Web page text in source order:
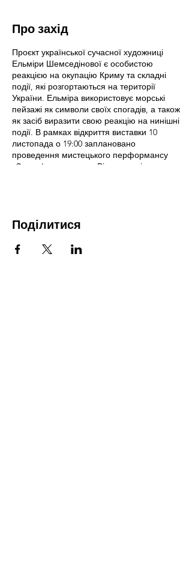
Про захід
Проєкт української сучасної художниці
Ельміри Шемседінової є особистою
реакцією на окупацію Криму та складні
події, які розгортаються на території
України. Ельміра використовує морські
пейзажі як символи своїх спогадів, а також
як засіб виразити свою реакцію на нинішні
події. В рамках відкриття виставки 10
листопада о 19:00 заплановано
проведення мистецького перформансу
«Запам’ятати море». Він символізує
Графік роботи: понеділок – п'ятниця, з
Поділитися